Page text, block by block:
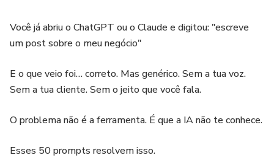
Você já abriu o ChatGPT ou o Claude e digitou: "escreve
um post sobre o meu negócio"
E o que veio foi… correto. Mas genérico. Sem a tua voz.
Sem a tua cliente. Sem o jeito que você fala.
O problema não é a ferramenta. É que a IA não te conhece.
Esses 50 prompts resolvem isso.